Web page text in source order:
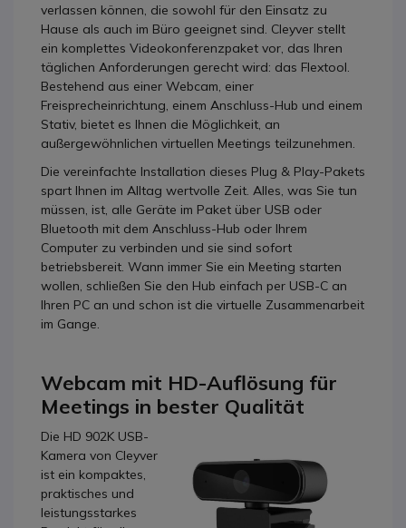
verlassen können, die sowohl für den Einsatz zu
Hause als auch im Büro geeignet sind. Cleyver stellt
ein komplettes Videokonferenzpaket vor, das Ihren
täglichen Anforderungen gerecht wird: das Flextool.
Bestehend aus einer Webcam, einer
Freisprecheinrichtung, einem Anschluss-Hub und einem
Stativ, bietet es Ihnen die Möglichkeit, an
außergewöhnlichen virtuellen Meetings teilzunehmen.
Die vereinfachte Installation dieses Plug & Play-Pakets
spart Ihnen im Alltag wertvolle Zeit. Alles, was Sie tun
müssen, ist, alle Geräte im Paket über USB oder
Bluetooth mit dem Anschluss-Hub oder Ihrem
Computer zu verbinden und sie sind sofort
betriebsbereit. Wann immer Sie ein Meeting starten
wollen, schließen Sie den Hub einfach per USB-C an
Ihren PC an und schon ist die virtuelle Zusammenarbeit
im Gange.
Webcam mit HD-Auflösung für
Meetings in bester Qualität
Die HD 902K USB-
Kamera von Cleyver
ist ein kompaktes,
praktisches und
leistungsstarkes